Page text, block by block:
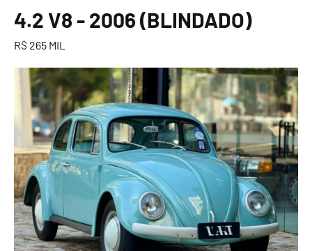
4.2 V8 - 2006 (BLINDADO)
R$ 265 MIL